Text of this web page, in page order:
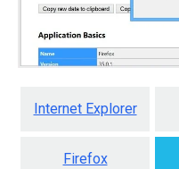
Internet Explorer
Firefox